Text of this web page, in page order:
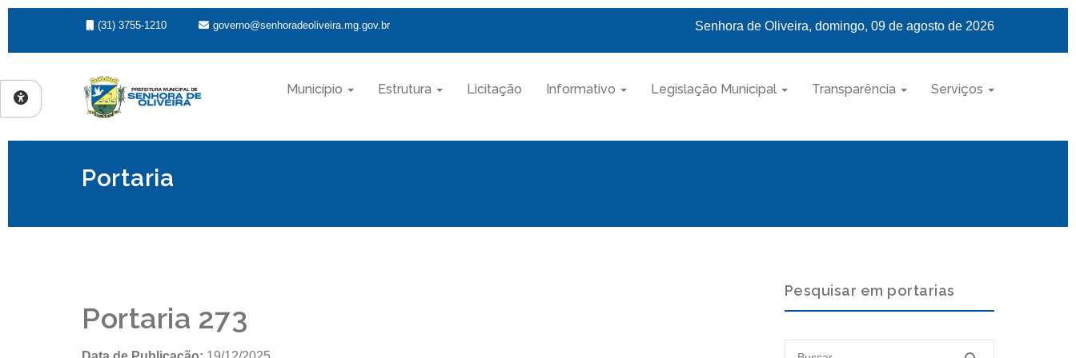
(31) 3755-1210 governo@senhoradeoliveira.mg.gov.br Senhora de Oliveira, domingo, 09 de agosto de 2026
Município Estrutura Licitação Informativo Legislação Municipal Transparência Serviços
Portaria
Portaria 273
Pesquisar em portarias